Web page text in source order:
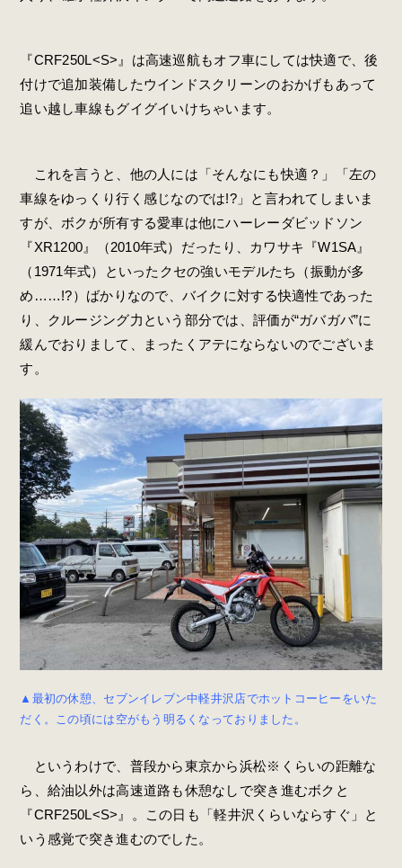
『CRF250L<S>』は高速巡航もオフ車にしては快適で、後
付けで追加装備したウインドスクリーンのおかげもあって
追い越し車線もグイグイいけちゃいます。
これを言うと、他の人には「そんなにも快適？」「左の
車線をゆっくり行く感じなのでは!?」と言われてしまいま
すが、ボクが所有する愛車は他にハーレーダビッドソン
『XR1200』（2010年式）だったり、カワサキ『W1SA』
（1971年式）といったクセの強いモデルたち（振動が多
め……!?）ばかりなので、バイクに対する快適性であった
り、クルージング力という部分では、評価が“ガバガバ”に
緩んでおりまして、まったくアテにならないのでございま
す。
▲最初の休憩、セブンイレブン中軽井沢店でホットコーヒーをいた
だく。この頃には空がもう明るくなっておりました。
というわけで、普段から東京から浜松※くらいの距離な
ら、給油以外は高速道路も休憩なしで突き進むボクと
『CRF250L<S>』。この日も「軽井沢くらいならすぐ」と
いう感覚で突き進むのでした。